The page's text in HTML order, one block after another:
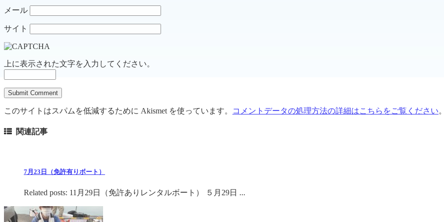
メール
サイト
上に表示された文字を入力してください。
このサイトはスパムを低減するために Akismet を使っています。 コメントデータの処理方法の詳細はこちらをご覧ください
関連記事
7月23日（免許有りボート）
Related posts: 11月29日（免許ありレンタルボート） ５月29日 ...